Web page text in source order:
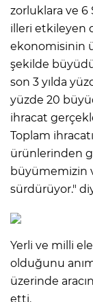
zorluklara ve 6
illeri etkileyen
ekonomisinin
şekilde
son 3 yılda
yüzde 20
ihracat
Toplam
ürünlerinden
büyümemizin
sürdürüyor."
Yerli ve milli
olduğunu
üzerinde
etti.